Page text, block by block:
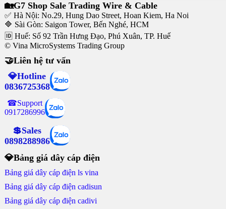
🏡G7 Shop Sale Trading Wire & Cable
✅ Hà Nội: No.29, Hung Dao Street, Hoan Kiem, Ha Noi
🔷 Sài Gòn: Saigon Tower, Bến Nghé, HCM
🆔 Huế: Số 92 Trần Hưng Đạo, Phú Xuân, TP. Huế
© Vina MicroSystems Trading Group
🤝Liên hệ tư vấn
💎Hotline
0836725368
☎Support
0917286996
💲Sales
0898288986
💎Bảng giá dây cáp điện
Bảng giá dây cáp điện ls vina
Bảng giá dây cáp điện cadisun
Bảng giá dây cáp điện cadivi